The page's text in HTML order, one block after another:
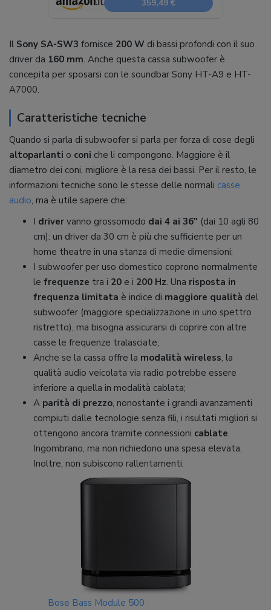
359,49 €
Il Sony SA-SW3 fornisce 200 W di bassi profondi con il suo
driver da 160 mm. Anche questa cassa subwoofer è
concepita per sposarsi con le soundbar Sony HT-A9 e HT-
A7000.
Caratteristiche tecniche
Quando si parla di subwoofer si parla per forza di cose degli
altoparlanti o coni che li compongono. Maggiore è il
diametro dei coni, migliore è la resa dei bassi. Per il resto, le
informazioni tecniche sono le stesse delle normali casse
audio, ma è utile sapere che:
I driver vanno grossomodo dai 4 ai 36″ (dai 10 agli 80
cm): un driver da 30 cm è più che sufficiente per un
home theatre in una stanza di medie dimensioni;
I subwoofer per uso domestico coprono normalmente
le frequenze tra i 20 e i 200 Hz. Una risposta in
frequenza limitata è indice di maggiore qualità del
subwoofer (maggiore specializzazione in uno spettro
ristretto), ma bisogna assicurarsi di coprire con altre
casse le frequenze tralasciate;
Anche se la cassa offre la modalità wireless, la
qualità audio veicolata via radio potrebbe essere
inferiore a quella in modalità cablata;
A parità di prezzo, nonostante i grandi avanzamenti
compiuti dalle tecnologie senza fili, i risultati migliori si
ottengono ancora tramite connessioni cablate.
Ingombrano, ma non richiedono una spesa elevata.
Inoltre, non subiscono rallentamenti.
Bose Bass Module 500